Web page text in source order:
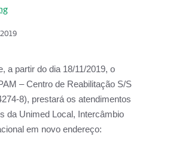
a partir do dia 18/11/2019, o
– Centro de Reabilitação S/S
8), prestará os atendimentos
da Unimed Local, Intercâmbio
em novo endereço: